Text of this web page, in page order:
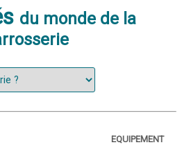
du monde de la
EQUIPEMENT